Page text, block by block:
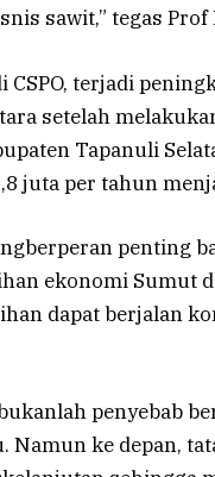
sawit,” tegas Prof
terjadi
setelah
Tapanuli
juta per tahun
penting
ekonomi Sumut
dapat berjalan
penyebab
ke depan,